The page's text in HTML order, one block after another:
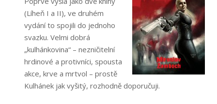
(Líheň I a II), ve druhém
vydání to spojili do jednoho
svazku. Velmi dobrá
„kulhánkovina“ – nezničitelní
hrdinové a protivníci, spousta
akce, krve a mrtvol – prostě
Kulhánek jak vyšitý, rozhodně doporučuji.